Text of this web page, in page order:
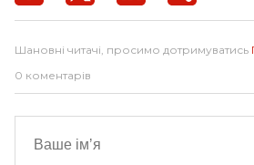
Шановні читачі, просимо дотримуватись
0 коментарів